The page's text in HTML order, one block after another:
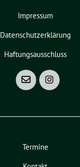
Impressum
Datenschutzerklärung
Haftungsausschluss
Termine